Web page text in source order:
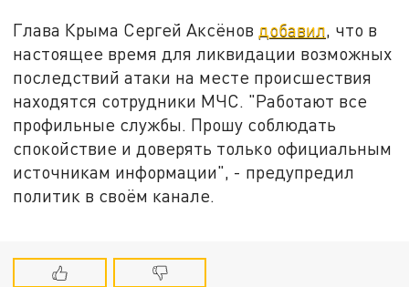
Глава Крыма Сергей Аксёнов добавил, что в
настоящее время для ликвидации возможных
последствий атаки на месте происшествия
находятся сотрудники МЧС. "Работают все
профильные службы. Прошу соблюдать
спокойствие и доверять только официальным
источникам информации", - предупредил
политик в своём канале.